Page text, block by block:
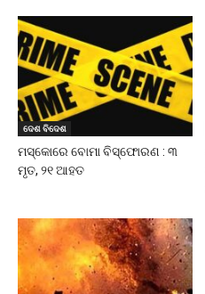
ଦେଶ ବିଦେଶ
ମସ୍କୋରେ ବୋମା ବିସ୍ଫୋରଣ : ୩
ମୃତ, ୨୧ ଆହତ